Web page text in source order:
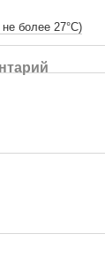
более 27°C)